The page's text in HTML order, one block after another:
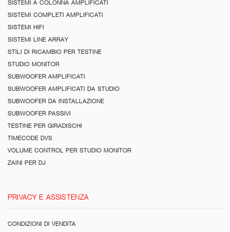
SISTEMI A COLONNA AMPLIFICATI
SISTEMI COMPLETI AMPLIFICATI
SISTEMI HIFI
SISTEMI LINE ARRAY
STILI DI RICAMBIO PER TESTINE
STUDIO MONITOR
SUBWOOFER AMPLIFICATI
SUBWOOFER AMPLIFICATI DA STUDIO
SUBWOOFER DA INSTALLAZIONE
SUBWOOFER PASSIVI
TESTINE PER GIRADISCHI
TIMECODE DVS
VOLUME CONTROL PER STUDIO MONITOR
ZAINI PER DJ
PRIVACY E ASSISTENZA
CONDIZIONI DI VENDITA